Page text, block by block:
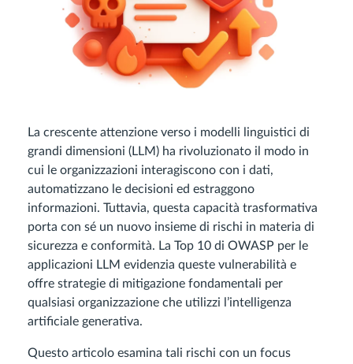
La crescente attenzione verso i modelli linguistici di
grandi dimensioni (LLM) ha rivoluzionato il modo in
cui le organizzazioni interagiscono con i dati,
automatizzano le decisioni ed estraggono
informazioni. Tuttavia, questa capacità trasformativa
porta con sé un nuovo insieme di rischi in materia di
sicurezza e conformità. La Top 10 di OWASP per le
applicazioni LLM evidenzia queste vulnerabilità e
offre strategie di mitigazione fondamentali per
qualsiasi organizzazione che utilizzi l’intelligenza
artificiale generativa.
Questo articolo esamina tali rischi con un focus